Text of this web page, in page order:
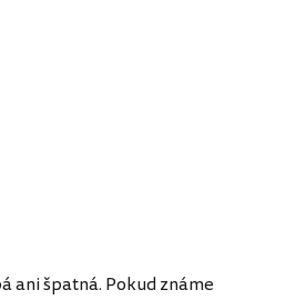
ani špatná. Pokud známe